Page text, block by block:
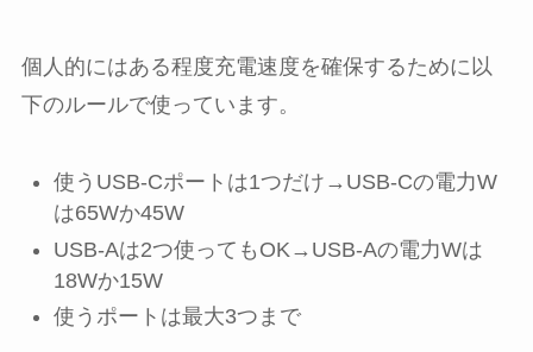
個人的にはある程度充電速度を確保するために以
下のルールで使っています。
使うUSB-Cポートは1つだけ→USB-Cの電力W
は65Wか45W
USB-Aは2つ使ってもOK→USB-Aの電力Wは
18Wか15W
使うポートは最大3つまで